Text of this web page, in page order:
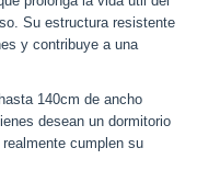
Su estructura resistente
y contribuye a una
140cm de ancho
desean un dormitorio
cumplen su